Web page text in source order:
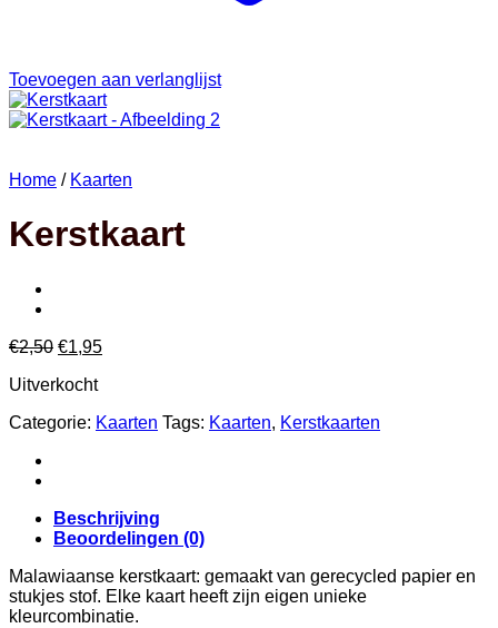
Toevoegen aan verlanglijst
Home / Kaarten
Kerstkaart
€2,50 Oorspronkelijke
was:
€1,95Huidige
Uitverkocht
Categorie: Kaarten Tags: Kaarten, Kerstkaarten
Beschrijving
Beoordelingen (0)
Malawiaanse kerstkaart: gemaakt van gerecycled papier en
stukjes stof. Elke kaart heeft zijn eigen unieke
kleurcombinatie.